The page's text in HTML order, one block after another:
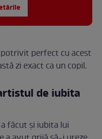
perfect cu acest
zi exact ca un copil.
de iubita
făcut și iubita lui